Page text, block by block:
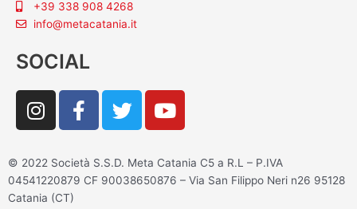
+39 338 908 4268
info@metacatania.it
SOCIAL
I
n
t
a
g
F
a
e
b
T
w
t
t
Y
o
t
u
© 2022 Società S.S.D. Meta Catania C5 a R.L – P.IVA
04541220879 CF 90038650876 – Via San Filippo Neri n26 95128
Catania (CT)